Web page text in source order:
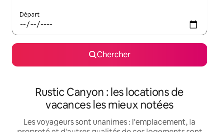
Départ
Chercher
Rustic Canyon : les locations de
vacances les mieux notées
Les voyageurs sont unanimes : l'emplacement, la